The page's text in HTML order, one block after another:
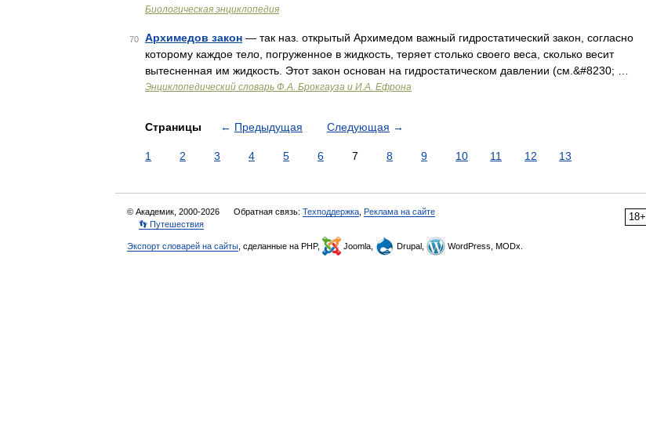
Биологическая энциклопедия
70 Архимедов закон — так наз. открытый Архимедом важный гидростатический закон, согласно
которому каждое тело, погруженное в жидкость, теряет столько своего веса, сколько весит
вытесненная им жидкость. Этот закон основан на гидростатическом давлении (см.&#8230; …
Энциклопедический словарь Ф.А. Брокгауза и И.А. Ефрона
Страницы ← Предыдущая Следующая →
1 2 3 4 5 6 7 8 9 10 11 12 13
18+
© Академик, 2000-2026 Обратная связь: Техподдержка Реклама на сайте
👣 Путешествия
Экспорт словарей на сайты , сделанные на PHP, Joomla, Drupal, WordPress, MODx.